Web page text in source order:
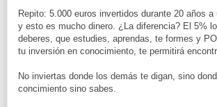
Repito: 5.000 euros invertidos durante 20 años
y esto es mucho dinero. ¿La diferencia? El 5%
deberes, que estudies, aprendas, te formes y
tu inversión en conocimiento, te permitirá
No inviertas donde los demás te digan, sino
concimiento sino sabes.